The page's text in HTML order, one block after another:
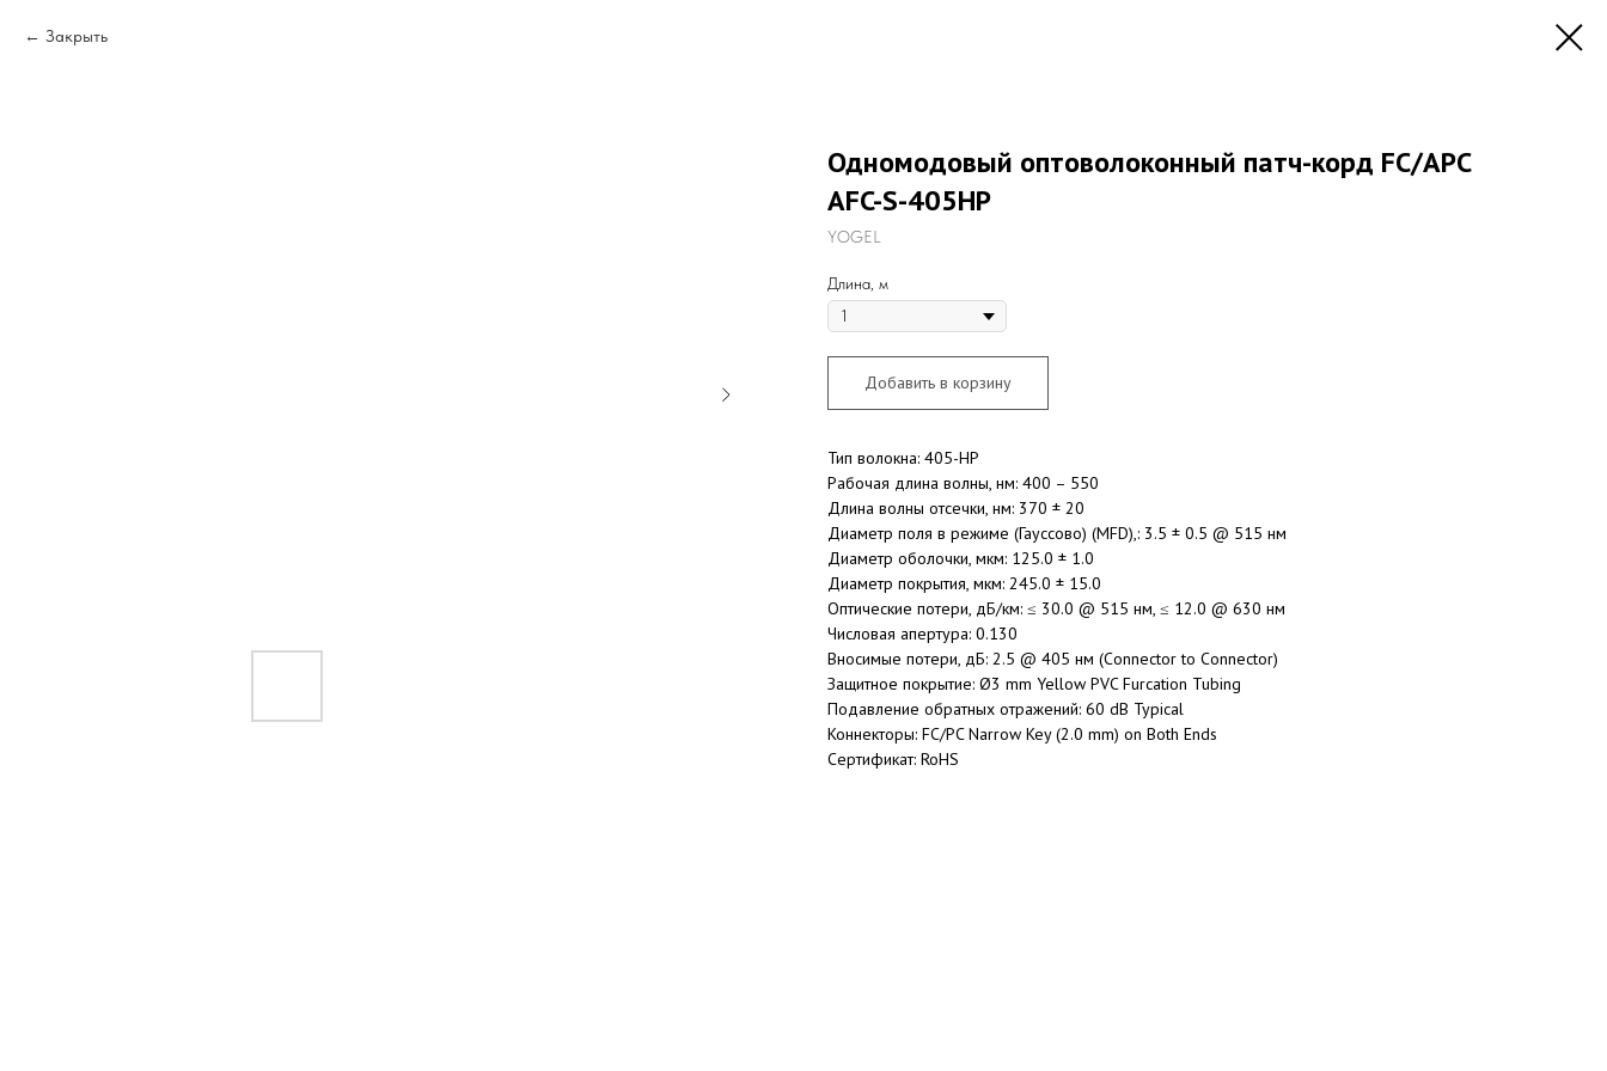
Закрыть
Одномодовый оптоволоконный патч-корд FC/APC
AFC-S-405HP
YOGEL
Длина, м
Добавить в корзину
Тип волокна: 405-HP
Рабочая длина волны, нм: 400 – 550
Длина волны отсечки, нм: 370 ± 20
Диаметр поля в режиме (Гауссово) (MFD),: 3.5 ± 0.5 @ 515 нм
Диаметр оболочки, мкм: 125.0 ± 1.0
Диаметр покрытия, мкм: 245.0 ± 15.0
Оптические потери, дБ/км: ≤ 30.0 @ 515 нм, ≤ 12.0 @ 630 нм
Числовая апертура: 0.130
Вносимые потери, дБ: 2.5 @ 405 нм (Connector to Connector)
Защитное покрытие: Ø3 mm Yellow PVC Furcation Tubing
Подавление обратных отражений: 60 dB Typical
Коннекторы: FC/PC Narrow Key (2.0 mm) on Both Ends
Сертификат: RoHS